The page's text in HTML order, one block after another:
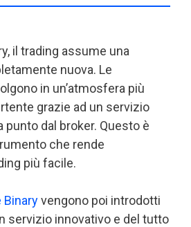
il trading assume una
nuova. Le
in un’atmosfera più
grazie ad un servizio
dal broker. Questo è
che rende
più facile.
Binaryvengono poi introdotti
servizio innovativo e del tutto